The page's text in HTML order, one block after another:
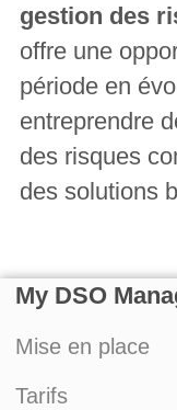
gestion des
offre une
période en
entreprendre
des risques
des solutions
My DSO
Mise en place
Tarifs